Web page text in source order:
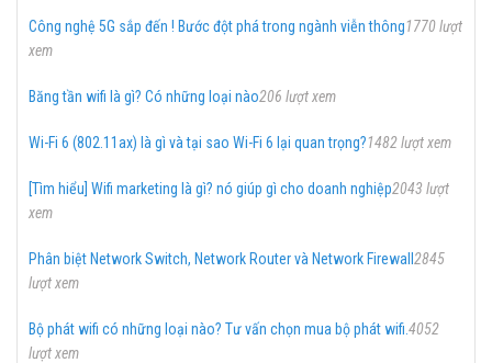
Công nghệ 5G sắp đến ! Bước đột phá trong ngành viễn thông1770 lượt
xem
Băng tần wifi là gì? Có những loại nào206 lượt xem
Wi-Fi 6 (802.11ax) là gì và tại sao Wi-Fi 6 lại quan trọng?1482 lượt xem
[Tìm hiểu] Wifi marketing là gì? nó giúp gì cho doanh nghiệp2043 lượt
xem
Phân biệt Network Switch, Network Router và Network Firewall 2845
lượt xem
Bộ phát wifi có những loại nào? Tư vấn chọn mua bộ phát wifi. 4052
lượt xem